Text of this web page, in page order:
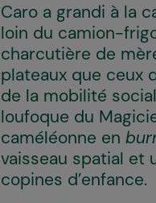
Caro a grandi à la
loin du camion-
charcutière de
plateaux que ceux
de la mobilité
loufoque du
caméléonne en
vaisseau spatial et
copines d’enfance.